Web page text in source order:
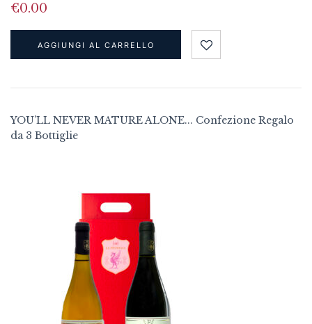
€0.00
AGGIUNGI AL CARRELLO
YOU’LL NEVER MATURE ALONE... Confezione Regalo
da 3 Bottiglie